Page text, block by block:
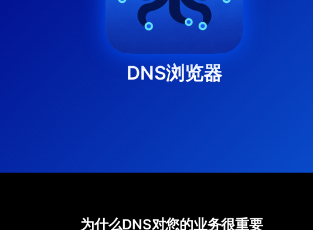
DNS浏览器
为什么DNS对您的业务很重要